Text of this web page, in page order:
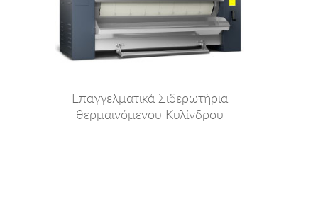
Επαγγελματικά Σιδερωτήρια
θερμαινόμενου Κυλίνδρου